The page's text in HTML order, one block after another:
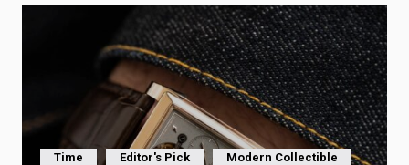
Time Editor's Pick Modern Collectible